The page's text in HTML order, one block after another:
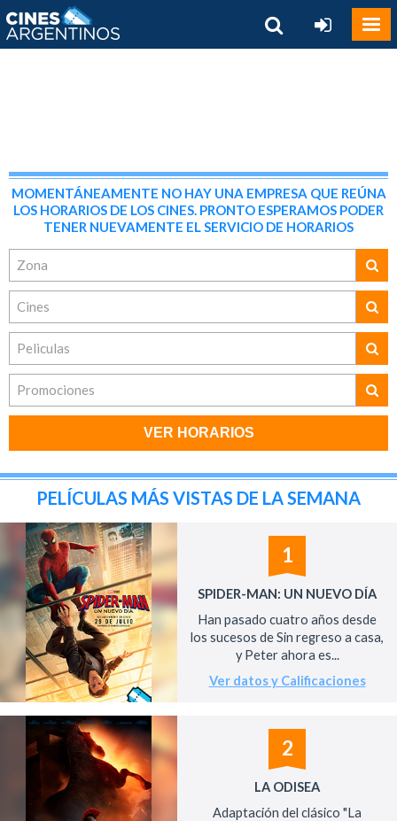
MOMENTÁNEAMENTE NO HAY UNA EMPRESA QUE REÚNA
LOS HORARIOS DE LOS CINES. PRONTO ESPERAMOS PODER
TENER NUEVAMENTE EL SERVICIO DE HORARIOS
Zona
Cines
Peliculas
Promociones
VER HORARIOS
PELÍCULAS MÁS VISTAS DE LA SEMANA
1
SPIDER-MAN: UN NUEVO DÍA
Han pasado cuatro años desde
los sucesos de Sin regreso a casa,
y Peter ahora es...
Ver datos y Calificaciones
2
LA ODISEA
Adaptación del clásico "La